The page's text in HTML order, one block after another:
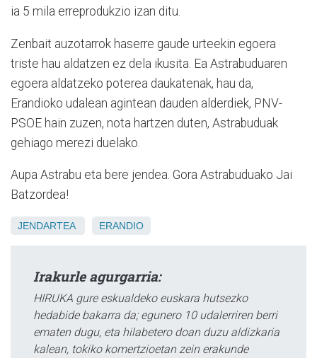
ia 5 mila erreprodukzio izan ditu.
Zenbait auzotarrok haserre gaude urteekin egoera
triste hau aldatzen ez dela ikusita. Ea Astrabuduaren
egoera aldatzeko poterea daukatenak, hau da,
Erandioko udalean agintean dauden alderdiek, PNV-
PSOE hain zuzen, nota hartzen duten, Astrabuduak
gehiago merezi duelako.
Aupa Astrabu eta bere jendea. Gora Astrabuduako Jai
Batzordea!
JENDARTEA ERANDIO
Irakurle agurgarria:
HIRUKA gure eskualdeko euskara hutsezko
hedabide bakarra da; egunero 10 udalerriren berri
ematen dugu, eta hilabetero doan duzu aldizkaria
kalean, tokiko komertzioetan zein erakunde